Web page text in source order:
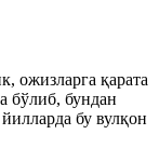
ожизларга қарата
бўлиб, бундан
бу вулқон